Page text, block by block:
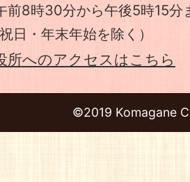
前8時30分から午後5時15分
祝日・年末年始を除く）
所へのアクセスはこちら
©2019 Komagane